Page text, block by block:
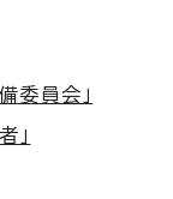
委員会」
」